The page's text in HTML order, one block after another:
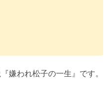
嫌われ松子の一生』です。